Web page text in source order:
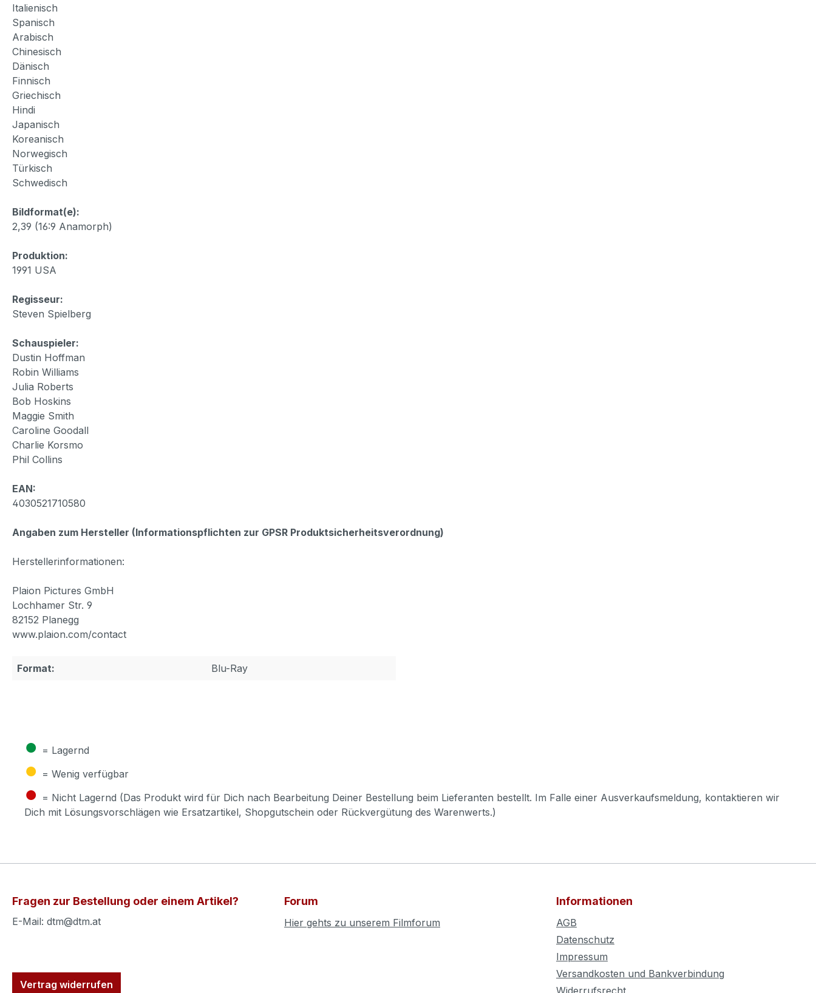
Italienisch
Spanisch
Arabisch
Chinesisch
Dänisch
Finnisch
Griechisch
Hindi
Japanisch
Koreanisch
Norwegisch
Türkisch
Schwedisch
Bildformat(e):
2,39 (16:9 Anamorph)
Produktion:
1991 USA
Regisseur:
Steven Spielberg
Schauspieler:
Dustin Hoffman
Robin Williams
Julia Roberts
Bob Hoskins
Maggie Smith
Caroline Goodall
Charlie Korsmo
Phil Collins
EAN:
4030521710580
Angaben zum Hersteller (Informationspflichten zur GPSR Produktsicherheitsverordnung)
Herstellerinformationen:
Plaion Pictures GmbH
Lochhamer Str. 9
82152 Planegg
www.plaion.com/contact
Format: Blu-Ray
● = Lagernd
● = Wenig verfügbar
● = Nicht Lagernd (Das Produkt wird für Dich nach Bearbeitung Deiner Bestellung beim Lieferanten bestellt. Im Falle einer Ausverkaufsmeldung, kontaktieren wir
Dich mit Lösungsvorschlägen wie Ersatzartikel, Shopgutschein oder Rückvergütung des Warenwerts.)
Fragen zur Bestellung oder einem Artikel?
E-Mail: dtm@dtm.at
Vertrag widerrufen
Forum
Hier gehts zu unserem Filmforum
Informationen
AGB
Datenschutz
Impressum
Versandkosten und Bankverbindung
Widerrufsrecht